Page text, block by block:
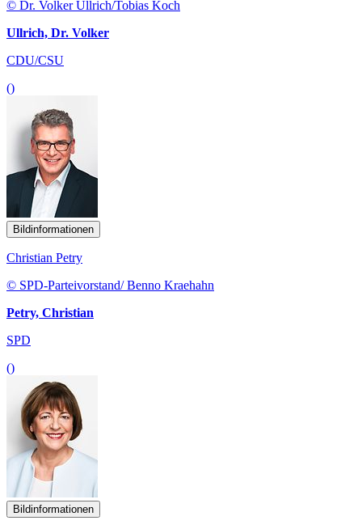
© Dr. Volker Ullrich/Tobias Koch
Ullrich, Dr. Volker
CDU/CSU
()
Bildinformationen
Christian Petry
© SPD-Parteivorstand/ Benno Kraehahn
Petry, Christian
SPD
()
Bildinformationen